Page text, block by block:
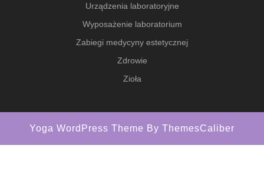
Urządzenia laboratoryjne
Wyposażenie laboratorium
Zabiegi medycyny estetycznej
Zdrowie
Zioła
Yoga WordPress Theme By ThemesCaliber